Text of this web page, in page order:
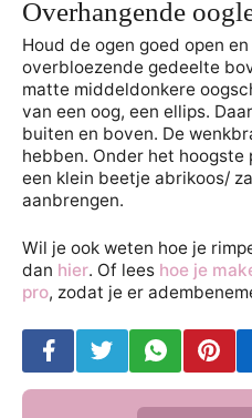
Overhangende
Houd de ogen goed open
overbloezende gedeelte
matte middeldonkere
van een oog, een ellips.
buiten en boven. De
hebben. Onder het
een klein beetje abrikoos/
aanbrengen.
Wil je ook weten hoe je
dan hier. Of lees hoe je
pro, zodat je er